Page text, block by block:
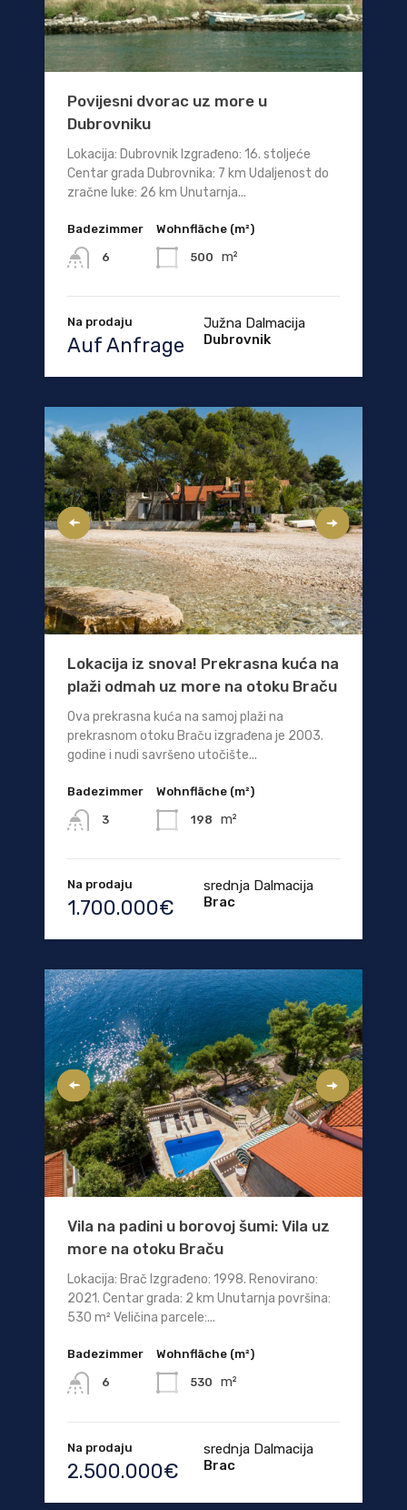
Povijesni dvorac uz more u
Dubrovniku
Lokacija: Dubrovnik Izgrađeno: 16. stoljeće
Centar grada Dubrovnika: 7 km Udaljenost do
zračne luke: 26 km Unutarnja...
Badezimmer
6
Wohnfläche (m²)
500 m²
Na prodaju
Auf Anfrage
Južna Dalmacija
Dubrovnik
Lokacija iz snova! Prekrasna kuća na
plaži odmah uz more na otoku Braču
Ova prekrasna kuća na samoj plaži na
prekrasnom otoku Braču izgrađena je 2003.
godine i nudi savršeno utočište...
Badezimmer
3
Wohnfläche (m²)
198 m²
Na prodaju
1.700.000€
srednja Dalmacija
Brac
Vila na padini u borovoj šumi: Vila uz
more na otoku Braču
Lokacija: Brač Izgrađeno: 1998. Renovirano:
2021. Centar grada: 2 km Unutarnja površina:
530 m² Veličina parcele:...
Badezimmer
6
Wohnfläche (m²)
530 m²
Na prodaju
2.500.000€
srednja Dalmacija
Brac